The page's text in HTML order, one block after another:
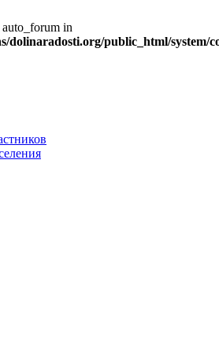
in
dolinaradosti.org/public_html/